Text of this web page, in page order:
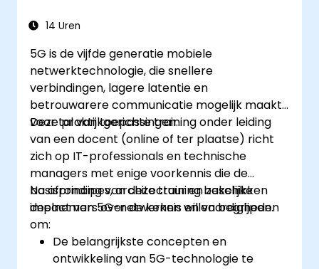
De werkbelasting van AI-algoritmen te
functioneren op edge-apparaten.
14 Uren
5G is de vijfde generatie mobiele
netwerktechnologie, die snellere
verbindingen, lagere latentie en
betrouwarere communicatie mogelijk maakt
voor tal van toepassingen.
Deze praktijkgerichte training onder leiding
van een docent (online of ter plaatse) richt
zich op IT-professionals en technische
managers met enige voorkennis die de
basisprincipes, architectuur en zakelijke
impact van 5G-netwerken willen begrijpen.
Na afronding van deze training beschikken
deelnemers over de kennis en vaardigheden
om:
De belangrijkste concepten en
ontwikkeling van 5G-technologie te